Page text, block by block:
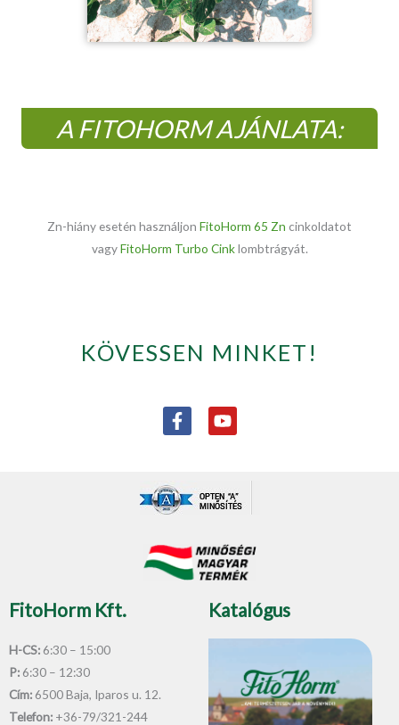
A FITOHORM AJÁNLATA:
Zn-hiány esetén használjon FitoHorm 65 Zn cinkoldatot
vagyFitoHorm Turbo Cinklombtrágyát.
KÖVESSEN MINKET!
F
a
b
o
-
f
Y
o
u
b
FitoHorm Kft.
H-CS: 6:30 – 15:00
P: 6:30 – 12:30
Cím: 6500 Baja, Iparos u. 12.
Telefon: +36-79/321-244
Katalógus